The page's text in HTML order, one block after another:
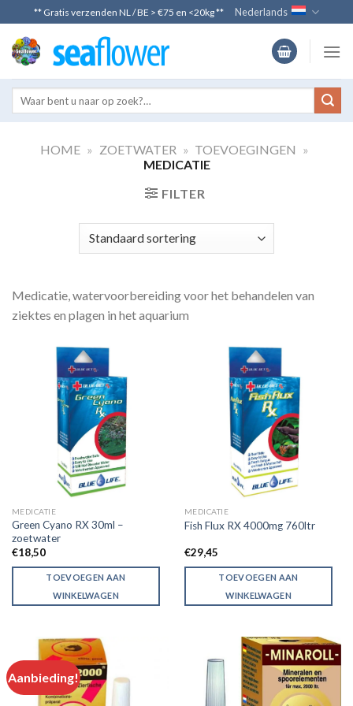
to
content
** Gratis verzenden NL / BE > €75 en <20kg ** Nederlands
HOME » ZOETWATER » TOEVOEGINGEN »
MEDICATIE
FILTER
Medicatie, watervoorbereiding voor het behandelen van
ziektes en plagen in het aquarium
MEDICATIE
Green Cyano RX 30ml –
zoetwater
€18,50
TOEVOEGEN AAN
WINKELWAGEN
MEDICATIE
Fish Flux RX 4000mg 760ltr
€29,45
TOEVOEGEN AAN
WINKELWAGEN
Aanbieding!